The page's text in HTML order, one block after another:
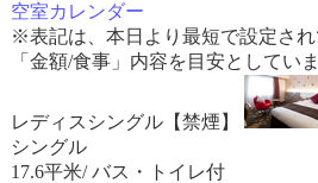
空室カレンダー
※表記は、本日より最短で設定さ
「金額/食事」内容を目安としていま
レディスシングル【禁煙】
シングル
17.6平米/ バス・トイレ付